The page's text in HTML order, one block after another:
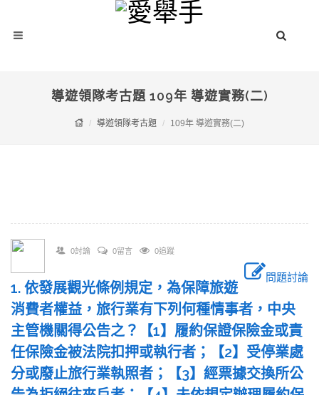
導遊領隊考古題 109年 導遊實務(二)
導遊領隊考古題 109年 導遊實務(二)
0討論 0留言 0追蹤
問題討論
1. 依發展觀光條例規定，為保障旅遊
消費者權益，旅行業有下列何種情事者，中央
主管機關得公告之？【1】履約保證保險金或責
任保險金被法院扣押或執行者；【2】受停業處
分或廢止旅行業執照者；【3】經票據交換所公